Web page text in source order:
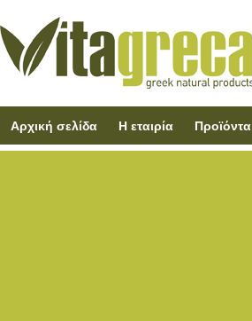
Αρχική σελίδα Η εταιρία Προϊόντα